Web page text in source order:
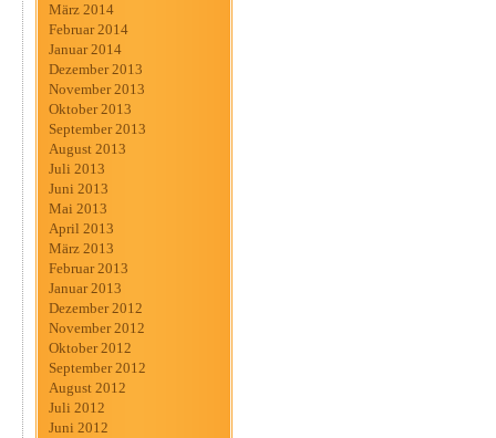
März 2014
Februar 2014
Januar 2014
Dezember 2013
November 2013
Oktober 2013
September 2013
August 2013
Juli 2013
Juni 2013
Mai 2013
April 2013
März 2013
Februar 2013
Januar 2013
Dezember 2012
November 2012
Oktober 2012
September 2012
August 2012
Juli 2012
Juni 2012